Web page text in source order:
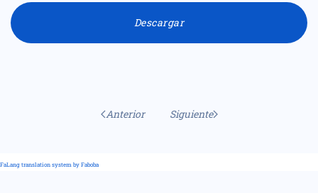
Descargar
Anterior Siguiente
FaLang translation system by Faboba